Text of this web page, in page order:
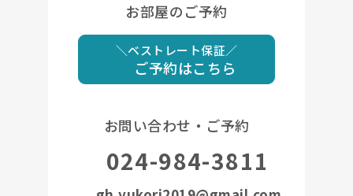
お部屋のご予約
＼ベストレート保証／
ご予約はこちら
お問い合わせ・ご予約
024-984-3811